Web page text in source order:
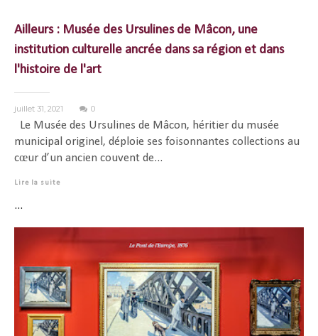
Ailleurs : Musée des Ursulines de Mâcon, une
institution culturelle ancrée dans sa région et dans
l'histoire de l'art
juillet 31, 2021 0
Le Musée des Ursulines de Mâcon, héritier du musée
municipal originel, déploie ses foisonnantes collections au
cœur d’un ancien couvent de...
Lire la suite
...